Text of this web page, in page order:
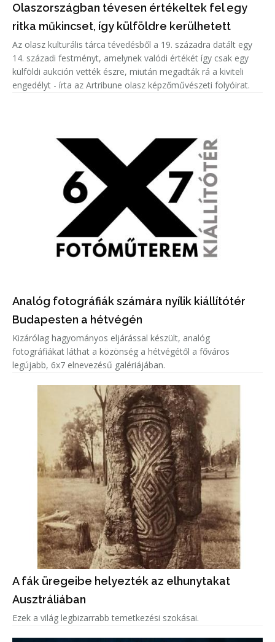
Olaszországban tévesen értékeltek fel egy
ritka műkincset, így külföldre kerülhetett
Az olasz kulturális tárca tévedésből a 19. századra datált egy
14. századi festményt, amelynek valódi értékét így csak egy
külföldi aukción vették észre, miután megadták rá a kiviteli
engedélyt - írta az Artribune olasz képzőművészeti folyóirat.
Analóg fotográfiák számára nyílik kiállítótér
Budapesten a hétvégén
Kizárólag hagyományos eljárással készült, analóg
fotográfiákat láthat a közönség a hétvégétől a főváros
legújabb, 6x7 elnevezésű galériájában.
A fák üregeibe helyezték az elhunytakat
Ausztráliában
Ezek a világ legbizarrabb temetkezési szokásai.